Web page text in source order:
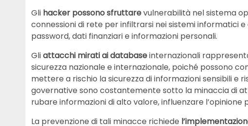
Gli hacker possono sfruttarevulnerabilità nel sistema
connessioni di rete per infiltrarsi nei sistemi informatici
password, dati finanziari e informazioni personali.
Gliattacchi mirati ai databaseinternazionali
sicurezza nazionale e internazionale, poiché possono
mettere a rischio la sicurezza di informazioni sensibili e
governative sono costantemente sotto la minaccia di
rubare informazioni di alto valore, influenzare l’opinione
La prevenzione di tali minacce richiede